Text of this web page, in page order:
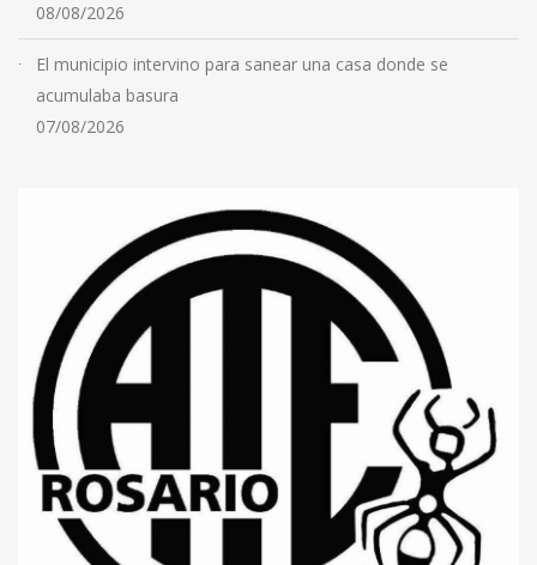
08/08/2026
El municipio intervino para sanear una casa donde se
acumulaba basura
07/08/2026